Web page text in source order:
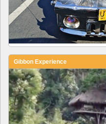
Gibbon Experience